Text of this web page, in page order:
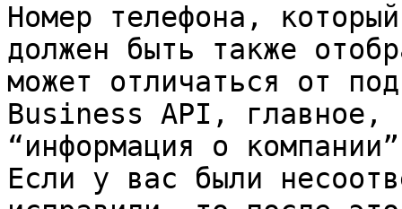
Номер телефона,
должен быть также
может отличаться от
Business API, главное,
“информация о
Если у вас были